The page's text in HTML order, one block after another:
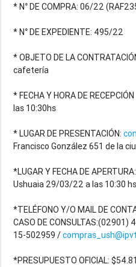
* N° DE COMPRA: 06/22
* N° DE EXPEDIENTE: 495/22
* OBJETO DE LA
cafetería
* FECHA Y HORA DE
las 10:30hs
* LUGAR DE PRESENTACIÓN:
Francisco González 651 de la
*LUGAR Y FECHA DE
Ushuaia 29/03/22 a las 10:30 hs
*TELÉFONO Y/O MAIL DE
CASO DE
15-502959 /